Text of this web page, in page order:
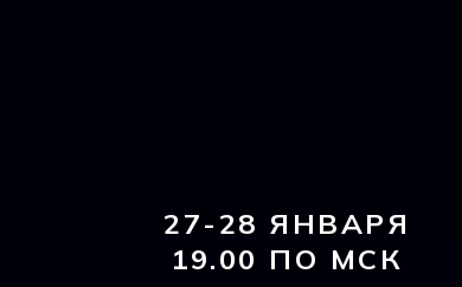
27-28 ЯНВАРЯ
19.00 ПО МСК